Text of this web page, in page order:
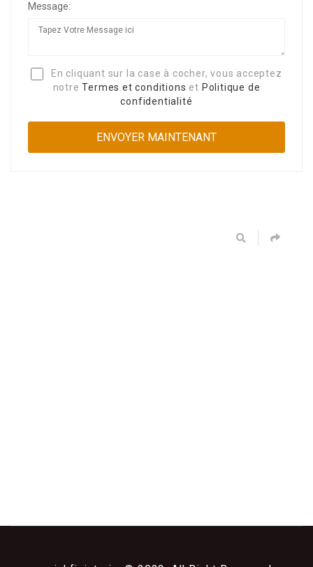
Message:
En cliquant sur la case à cocher, vous acceptez
notreTermes et conditions et Politique de
confidentialité